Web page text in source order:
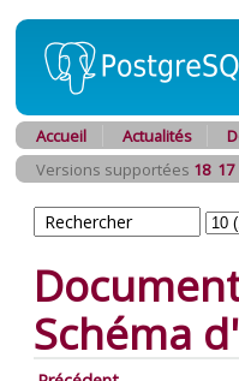
Accueil Actualités
Versions supportées 18 17
Schéma